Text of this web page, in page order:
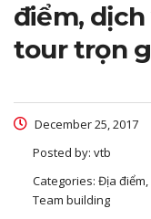
điểm,
tour trọn
December 25, 2017
Posted by: vtb
Categories: Địa điểm,
Team building